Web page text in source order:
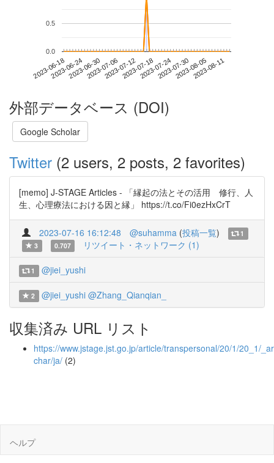
2023-06-182023-06-242023-06-302023-07-062023-07-122023-07-182023-07-242023-07-302023-08-052023-08-11
0.0
0.5
外部データベース (DOI)
Google Scholar
Twitter (2 users, 2 posts, 2 favorites)
[memo] J-STAGE Articles - 「縁起の法とその活用 修行、人
生、心理療法における因と縁」 https://t.co/Fi0ezHxCrT
2023-07-16 16:12:48 @suhamma (投稿一覧)
1
3
0.707 リツイート・ネットワーク (1)
1 @jiei_yushi
2 @jiei_yushi @Zhang_Qianqian_
収集済み URL リスト
https://www.jstage.jst.go.jp/article/transpersonal/20/1/20_1/
char/ja/ (2)
ヘルプ